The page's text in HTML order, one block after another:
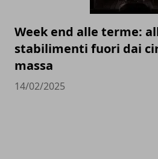
Week end alle terme:
stabilimenti fuori dai
massa
14/02/2025